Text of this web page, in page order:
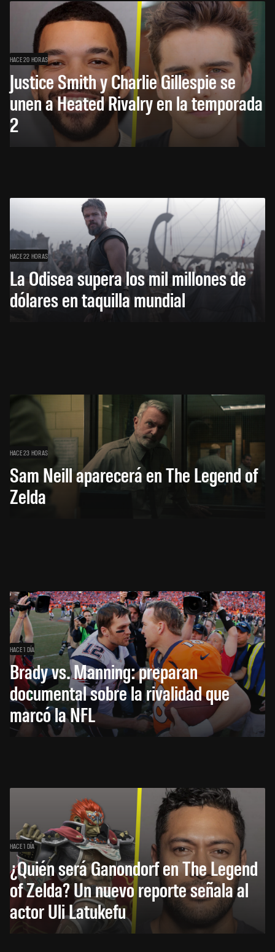
HACE 20 HORAS
Justice Smith y Charlie Gillespie se
unen a Heated Rivalry en la temporada
2
HACE 22 HORAS
La Odisea supera los mil millones de
dólares en taquilla mundial
HACE 23 HORAS
Sam Neill aparecerá en The Legend of
Zelda
HACE 1 DÍA
Brady vs. Manning: preparan
documental sobre la rivalidad que
marcó la NFL
HACE 1 DÍA
¿Quién será Ganondorf en The Legend
of Zelda? Un nuevo reporte señala al
actor Uli Latukefu